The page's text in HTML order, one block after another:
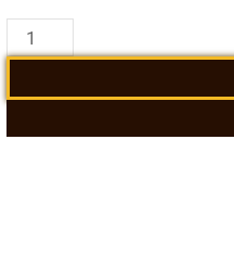
Perfume
VIP
Rose